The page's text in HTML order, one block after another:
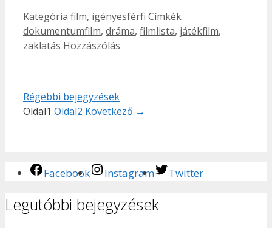
Kategória film, igényesférfi Címkék
dokumentumfilm, dráma, filmlista, játékfilm,
zaklatás Hozzászólás
Régebbi bejegyzések
Oldal1 Oldal2 Következő →
Facebook Instagram Twitter
Legutóbbi bejegyzések